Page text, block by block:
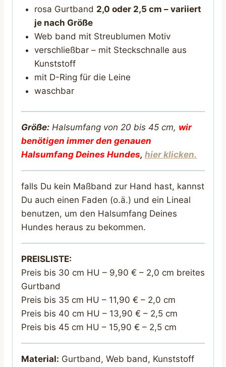
rosa Gurtband 2,0 oder 2,5 cm – variiert
je nach Größe
Web band mit Streublumen Motiv
verschließbar – mit Steckschnalle aus
Kunststoff
mit D-Ring für die Leine
waschbar
Größe: Halsumfang von 20 bis 45 cm, wir
benötigen immer den genauen
Halsumfang Deines Hundes, hier klicken.
falls Du kein Maßband zur Hand hast, kannst
Du auch einen Faden (o.ä.) und ein Lineal
benutzen, um den Halsumfang Deines
Hundes heraus zu bekommen.
PREISLISTE:
Preis bis 30 cm HU – 9,90 € – 2,0 cm breites
Gurtband
Preis bis 35 cm HU – 11,90 € – 2,0 cm
Preis bis 40 cm HU – 13,90 € – 2,5 cm
Preis bis 45 cm HU – 15,90 € – 2,5 cm
Material: Gurtband, Web band, Kunststoff